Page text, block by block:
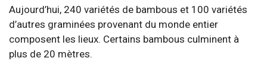
Aujourd’hui, 240 variétés de bambous et 100 variétés
d’autres graminées provenant du monde entier
composent les lieux. Certains bambous culminent à
plus de 20 mètres.